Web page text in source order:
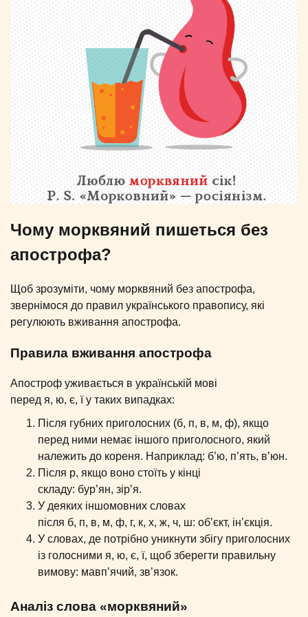
Чому морквяний пишеться без
апострофа?
Щоб зрозуміти, чому морквяний без апострофа,
звернімося до правил українського правопису, які
регулюють вживання апострофа.
Правила вживання апострофа
Апостроф уживається в українській мові
перед я, ю, є, ї у таких випадках:
Після губних приголосних (б, п, в, м, ф), якщо
перед ними немає іншого приголосного, який
належить до кореня. Наприклад: б’ю, п’ять, в’юн.
Після р, якщо воно стоїть у кінці
складу: бур’ян, зір’я.
У деяких іншомовних словах
після б, п, в, м, ф, г, к, х, ж, ч, ш: об’єкт, ін’єкція.
У словах, де потрібно уникнути збігу приголосних
із голосними я, ю, є, ї, щоб зберегти правильну
вимову: мавп’ячий, зв’язок.
Аналіз слова «морквяний»